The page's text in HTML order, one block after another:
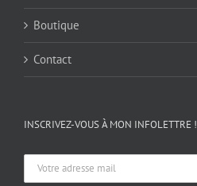
Boutique
Contact
INSCRIVEZ-VOUS À MON INFOLETTRE !